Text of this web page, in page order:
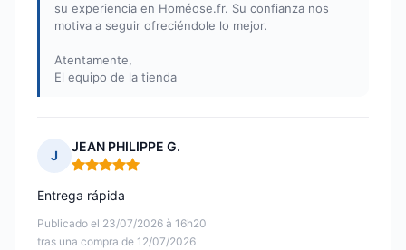
su experiencia en Homéose.fr. Su confianza nos
motiva a seguir ofreciéndole lo mejor.
Atentamente,
El equipo de la tienda
J
JEAN PHILIPPE G.
Nota: 5 de 5
Publicado el 23/07/2026 à 16h20
tras una compra de 12/07/2026
Entrega rápida